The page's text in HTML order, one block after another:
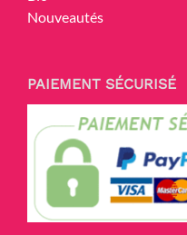
Nouveautés
PAIEMENT SÉCURISÉ